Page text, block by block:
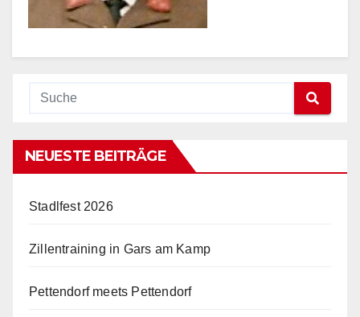
NEUESTE BEITRÄGE
Stadlfest 2026
Zillentraining in Gars am Kamp
Pettendorf meets Pettendorf